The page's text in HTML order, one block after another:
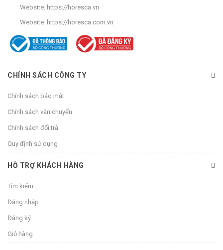
Website: https://horesca.vn
Website: https://horesca.com.vn
CHÍNH SÁCH CÔNG TY
Chính sách bảo mật
Chính sách vận chuyển
Chính sách đổi trả
Quy định sử dụng
HỖ TRỢ KHÁCH HÀNG
Tìm kiếm
Đăng nhập
Đăng ký
Giỏ hàng